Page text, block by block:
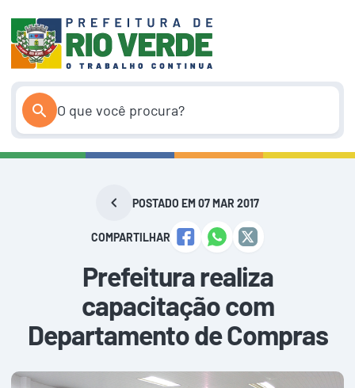
conteúdo
POSTADO EM 07 MAR 2017
COMPARTILHAR
Prefeitura realiza
capacitação com
Departamento de Compras